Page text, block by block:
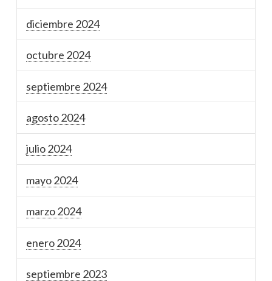
diciembre 2024
octubre 2024
septiembre 2024
agosto 2024
julio 2024
mayo 2024
marzo 2024
enero 2024
septiembre 2023